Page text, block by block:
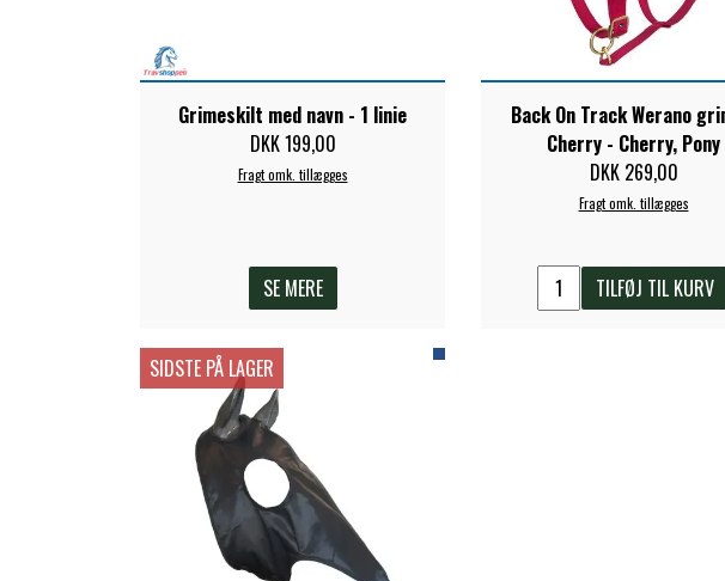
Grimeskilt med navn - 1 linie
DKK 199,00
Fragt omk. tillægges
SE MERE
Back On Track Werano
Cherry - Cherry, Pony
DKK 269,00
Fragt omk. tillægges
TILFØJ TIL KURV
SIDSTE PÅ LAGER